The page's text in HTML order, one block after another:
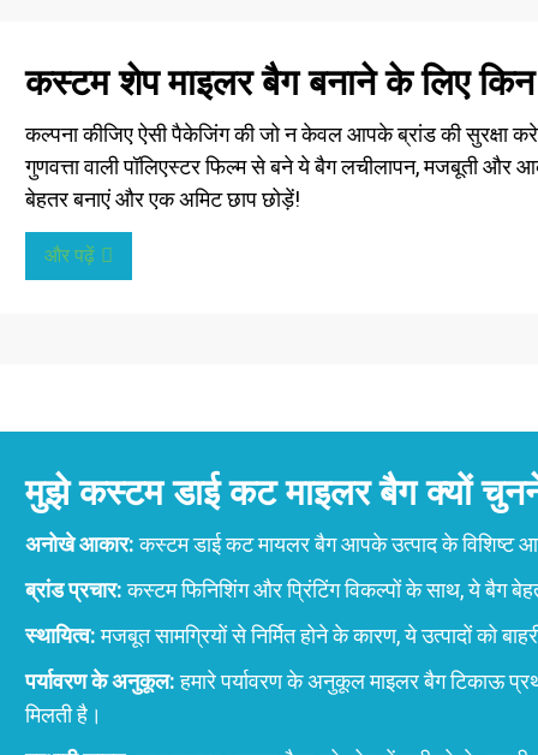
कस्टम शेप माइलर बैग बनाने के लिए किन
कल्पना कीजिए ऐसी पैकेजिंग की जो न केवल आपके ब्रांड की सुरक्षा
गुणवत्ता वाली पॉलिएस्टर फिल्म से बने ये बैग लचीलापन, मजबूती
बेहतर बनाएं और एक अमिट छाप छोड़ें!
और पढ़ें
मुझे कस्टम डाई कट माइलर बैग क्यों चुनने
अनोखे आकार:कस्टम डाई कट मायलर बैग आपके उत्पाद के
ब्रांड प्रचार:कस्टम फिनिशिंग और प्रिंटिंग विकल्पों के साथ, ये बैग
स्थायित्व:मजबूत सामग्रियों से निर्मित होने के कारण, ये उत्पादों को
पर्यावरण के अनुकूल:हमारे पर्यावरण के अनुकूल माइलर बैग टिकाऊ
मिलती है।